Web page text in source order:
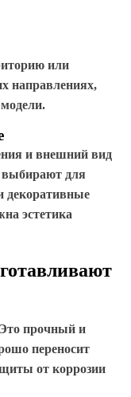
или
направлениях,
и внешний вид
для
декоративные
эстетика
Это прочный и
переносит
от коррозии